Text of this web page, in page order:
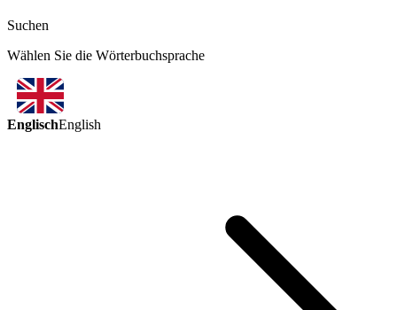
Suchen
Wählen Sie die Wörterbuchsprache
EnglischEnglish